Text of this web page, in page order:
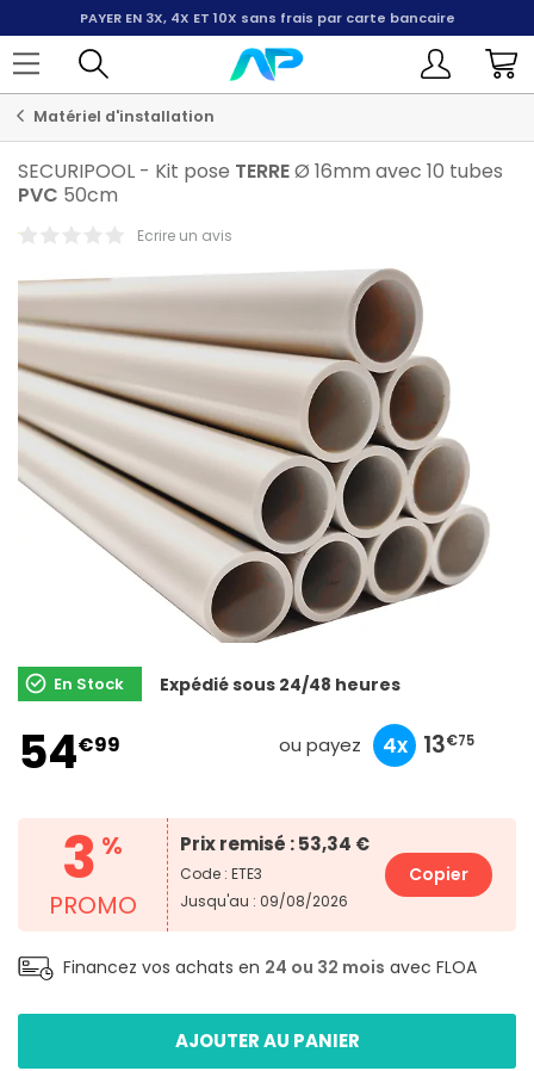
PAYER EN 3X, 4X ET 10X sans frais par carte bancaire
Matériel d'installation
SECURIPOOL - Kit pose TERREØ 16mm avec 10 tubes
PVC 50cm
Ecrire un avis
En Stock Expédié sous 24/48 heures
54€99 ou payez
18 €33 4x 13€75
5€50
3 %
PROMO
Prix remisé : 53,34 €
Code : ETE3
Jusqu'au : 09/08/2026
Copier
Financez vos achats en 24 ou 32 mois avec FLOA
AJOUTER AU PANIER